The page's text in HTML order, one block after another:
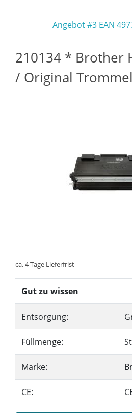
Angebot #3 EAN
210134 * Brother
/ Original
ca. 4 Tage Lieferfrist
Gut zu wissen
Entsorgung:
Füllmenge:
Marke:
CE: